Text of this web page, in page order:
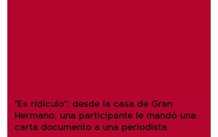
"Es ridículo": desde la casa de Gran
Hermano, una participante le mandó una
carta documento a una periodista